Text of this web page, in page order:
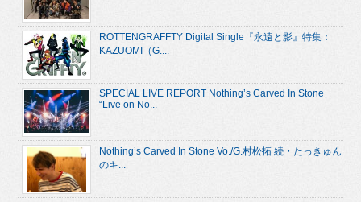
ROTTENGRAFFTY Digital Single『永遠と影』特集：
KAZUOMI（G....
SPECIAL LIVE REPORT Nothing’s Carved In Stone
“Live on No...
Nothing’s Carved In Stone Vo./G.村松拓 続・たっきゅん
のキ...